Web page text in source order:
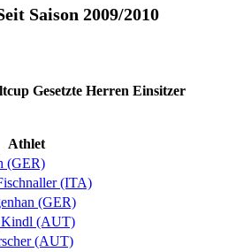
Saison 2009/2010
Gesetzte Herren Einsitzer
Athlet
(GER)
(ITA)
(GER)
Kindl (AUT)
(AUT)